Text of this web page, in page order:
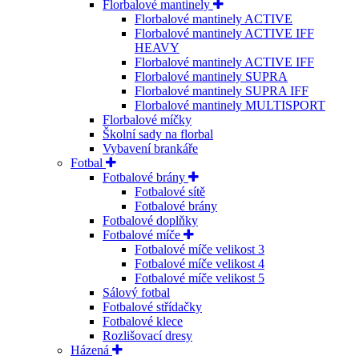
Florbalové mantinely
Florbalové mantinely ACTIVE
Florbalové mantinely ACTIVE IFF
HEAVY
Florbalové mantinely ACTIVE IFF
Florbalové mantinely SUPRA
Florbalové mantinely SUPRA IFF
Florbalové mantinely MULTISPORT
Florbalové míčky
Školní sady na florbal
Vybavení brankáře
Fotbal
Fotbalové brány
Fotbalové sítě
Fotbalové brány
Fotbalové doplňky
Fotbalové míče
Fotbalové míče velikost 3
Fotbalové míče velikost 4
Fotbalové míče velikost 5
Sálový fotbal
Fotbalové střídačky
Fotbalové klece
Rozlišovací dresy
Házená